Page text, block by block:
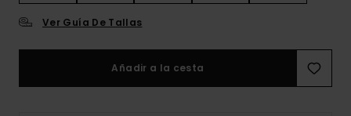
Ver Guía De Tallas
Añadir a la cesta